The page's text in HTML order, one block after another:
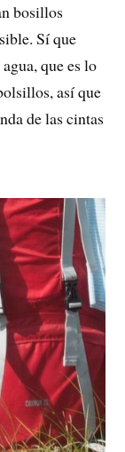
bosillos
Sí que
que es lo
así que
de las cintas